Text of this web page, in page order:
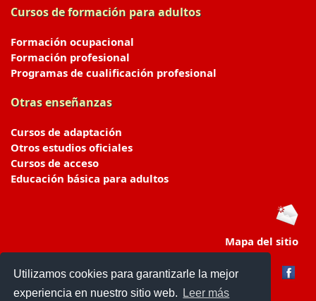
Utilizamos cookies para garantizarle la mejor
experiencia en nuestro sitio web.
Leer más
Cursos de formación para adultos
Formación ocupacional
Formación profesional
Programas de cualificación profesional
Otras enseñanzas
Cursos de adaptación
Otros estudios oficiales
Cursos de acceso
Educación básica para adultos
Mapa del sitio